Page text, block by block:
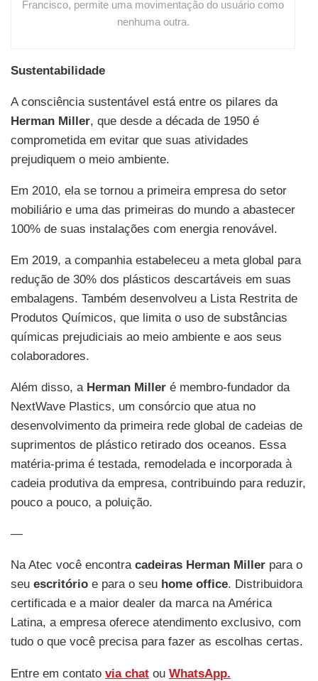
Francisco, permite uma movimentação do usuário como
nenhuma outra.
Sustentabilidade
A consciência sustentável está entre os pilares da
Herman Miller, que desde a década de 1950 é
comprometida em evitar que suas atividades
prejudiquem o meio ambiente.
Em 2010, ela se tornou a primeira empresa do setor
mobiliário e uma das primeiras do mundo a abastecer
100% de suas instalações com energia renovável.
Em 2019, a companhia estabeleceu a meta global para
redução de 30% dos plásticos descartáveis em suas
embalagens. Também desenvolveu a Lista Restrita de
Produtos Químicos, que limita o uso de substâncias
químicas prejudiciais ao meio ambiente e aos seus
colaboradores.
Além disso, a Herman Miller é membro-fundador da
NextWave Plastics, um consórcio que atua no
desenvolvimento da primeira rede global de cadeias de
suprimentos de plástico retirado dos oceanos. Essa
matéria-prima é testada, remodelada e incorporada à
cadeia produtiva da empresa, contribuindo para reduzir,
pouco a pouco, a poluição.
—
Na Atec você encontracadeiras Herman Miller para o
seuescritório e para o seu home office. Distribuidora
certificada e a maior dealer da marca na América
Latina, a empresa oferece atendimento exclusivo, com
tudo o que você precisa para fazer as escolhas certas.
Entre em contatovia chat ouWhatsApp.